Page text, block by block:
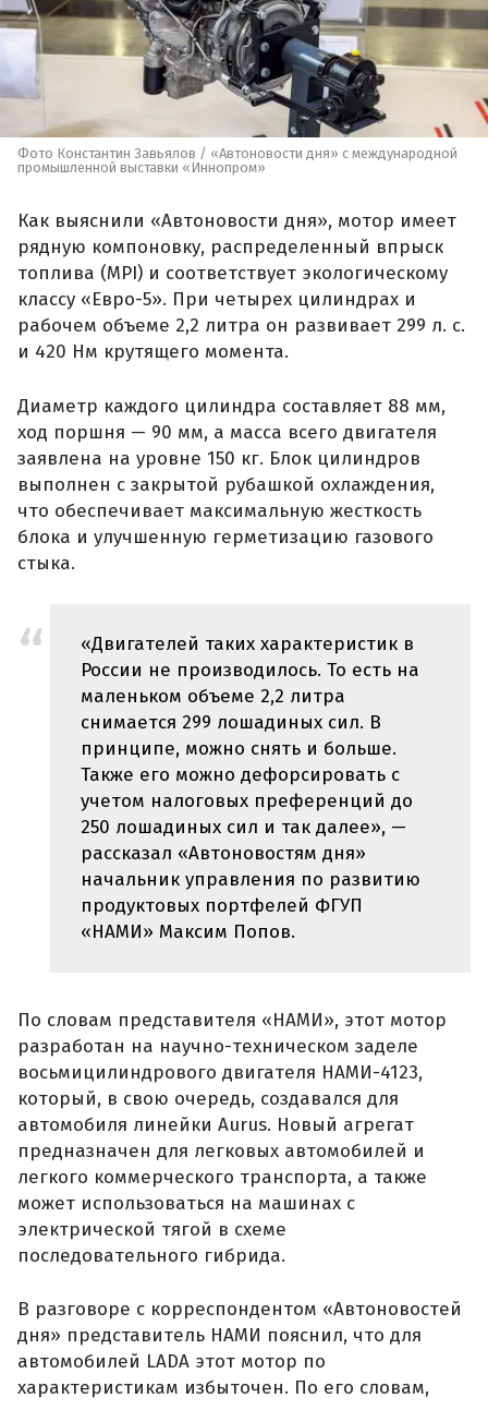
Фото Константин Завьялов / «Автоновости дня» с международной
промышленной выставки «Иннопром»
Как выяснили «Автоновости дня», мотор имеет
рядную компоновку, распределенный впрыск
топлива (MPI) и соответствует экологическому
классу «Евро-5». При четырех цилиндрах и
рабочем объеме 2,2 литра он развивает 299 л. с.
и 420 Нм крутящего момента.
Диаметр каждого цилиндра составляет 88 мм,
ход поршня — 90 мм, а масса всего двигателя
заявлена на уровне 150 кг. Блок цилиндров
выполнен с закрытой рубашкой охлаждения,
что обеспечивает максимальную жесткость
блока и улучшенную герметизацию газового
стыка.
«Двигателей таких характеристик в
России не производилось. То есть на
маленьком объеме 2,2 литра
снимается 299 лошадиных сил. В
принципе, можно снять и больше.
Также его можно дефорсировать с
учетом налоговых преференций до
250 лошадиных сил и так далее», —
рассказал «Автоновостям дня»
начальник управления по развитию
продуктовых портфелей ФГУП
«НАМИ» Максим Попов.
По словам представителя «НАМИ», этот мотор
разработан на научно-техническом заделе
восьмицилиндрового двигателя НАМИ-4123,
который, в свою очередь, создавался для
автомобиля линейки Aurus. Новый агрегат
предназначен для легковых автомобилей и
легкого коммерческого транспорта, а также
может использоваться на машинах с
электрической тягой в схеме
последовательного гибрида.
В разговоре с корреспондентом «Автоновостей
дня» представитель НАМИ пояснил, что для
автомобилей LADA этот мотор по
характеристикам избыточен. По его словам,